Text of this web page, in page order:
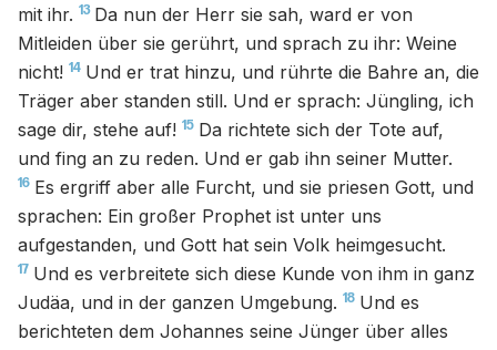
mit ihr. 13 Da nun der Herr sie sah, ward er von
Mitleiden über sie gerührt, und sprach zu ihr: Weine
nicht! 14 Und er trat hinzu, und rührte die Bahre an, die
Träger aber standen still. Und er sprach: Jüngling, ich
sage dir, stehe auf! 15 Da richtete sich der Tote auf,
und fing an zu reden. Und er gab ihn seiner Mutter.
16 Es ergriff aber alle Furcht, und sie priesen Gott, und
sprachen: Ein großer Prophet ist unter uns
aufgestanden, und Gott hat sein Volk heimgesucht.
17 Und es verbreitete sich diese Kunde von ihm in ganz
Judäa, und in der ganzen Umgebung. 18 Und es
berichteten dem Johannes seine Jünger über alles